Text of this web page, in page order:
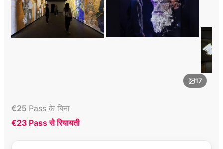
17
€25 Pass के बिना
€23 Pass से रियायती